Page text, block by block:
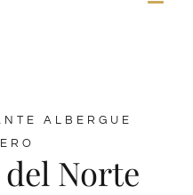
ALBERGUE
Norte